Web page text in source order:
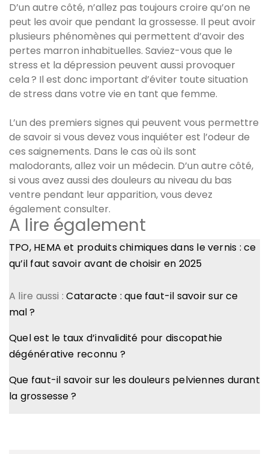
D’un autre côté, n’allez pas toujours croire qu’on ne
peut les avoir que pendant la grossesse. Il peut avoir
plusieurs phénomènes qui permettent d’avoir des
pertes marron inhabituelles. Saviez-vous que le
stress et la dépression peuvent aussi provoquer
cela ? Il est donc important d’éviter toute situation
de stress dans votre vie en tant que femme.
L’un des premiers signes qui peuvent vous permettre
de savoir si vous devez vous inquiéter est l’odeur de
ces saignements. Dans le cas où ils sont
malodorants, allez voir un médecin. D’un autre côté,
si vous avez aussi des douleurs au niveau du bas
ventre pendant leur apparition, vous devez
également consulter.
A lire également
TPO, HEMA et produits chimiques dans le vernis : ce
qu’il faut savoir avant de choisir en 2025
A lire aussi :Cataracte : que faut-il savoir sur ce
mal ?
Quel est le taux d’invalidité pour discopathie
dégénérative reconnu ?
Que faut-il savoir sur les douleurs pelviennes durant
la grossesse ?